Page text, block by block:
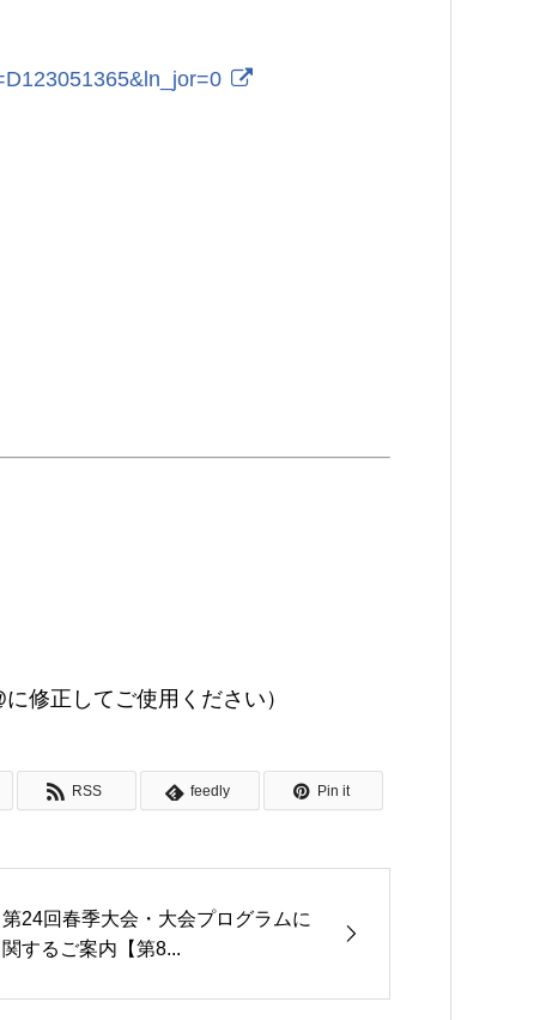
修正してご使用ください）
RSS feedly Pin it
第24回春季大会・大会プログラムに
関するご案内【第8...